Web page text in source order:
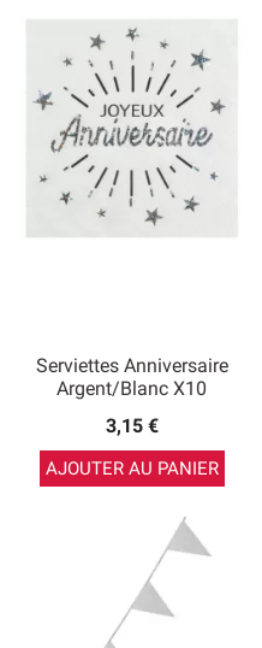
Serviettes Anniversaire
Argent/Blanc X10
3,15 €
AJOUTER AU PANIER